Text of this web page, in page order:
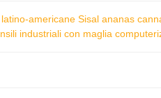
americane Sisal ananas
industriali con maglia